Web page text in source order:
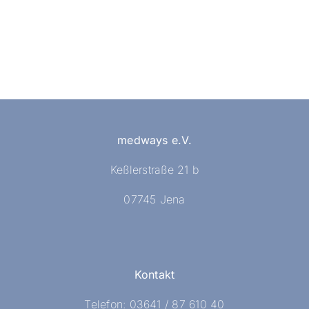
medways e.V.
Keßlerstraße 21 b
07745 Jena
Kontakt
Telefon: 03641 / 87 610 40